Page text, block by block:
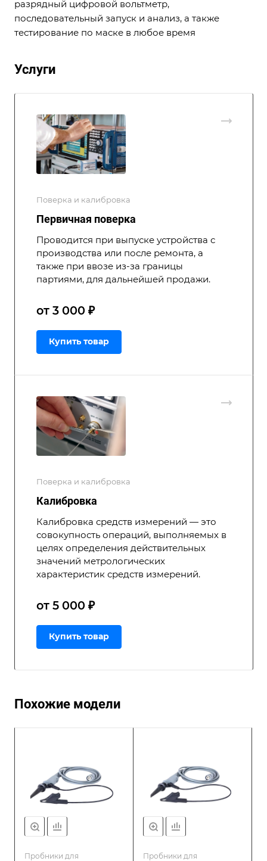
разрядный цифровой вольтметр,
последовательный запуск и анализ, а также
тестирование по маске в любое время
Услуги
Поверка и калибровка
Первичная поверка
Проводится при выпуске устройства с
производства или после ремонта, а
также при ввозе из-за границы
партиями, для дальнейшей продажи.
от 3 000 ₽
Купить товар
Поверка и калибровка
Калибровка
Калибровка средств измерений — это
совокупность операций, выполняемых в
целях определения действительных
значений метрологических
характеристик средств измерений.
от 5 000 ₽
Купить товар
Похожие модели
Пробники для
Пробники для